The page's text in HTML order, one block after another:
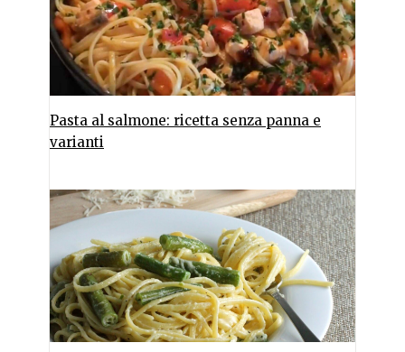
Pasta al salmone: ricetta senza panna e
varianti